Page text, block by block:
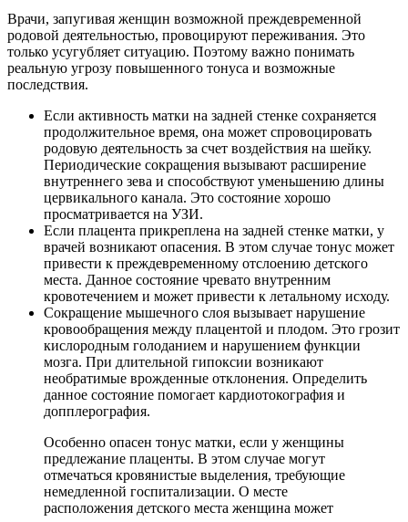
Врачи, запугивая женщин возможной преждевременной
родовой деятельностью, провоцируют переживания. Это
только усугубляет ситуацию. Поэтому важно понимать
реальную угрозу повышенного тонуса и возможные
последствия.
Если активность матки на задней стенке сохраняется
продолжительное время, она может спровоцировать
родовую деятельность за счет воздействия на шейку.
Периодические сокращения вызывают расширение
внутреннего зева и способствуют уменьшению длины
цервикального канала. Это состояние хорошо
просматривается на УЗИ.
Если плацента прикреплена на задней стенке матки, у
врачей возникают опасения. В этом случае тонус может
привести к преждевременному отслоению детского
места. Данное состояние чревато внутренним
кровотечением и может привести к летальному исходу.
Сокращение мышечного слоя вызывает нарушение
кровообращения между плацентой и плодом. Это грозит
кислородным голоданием и нарушением функции
мозга. При длительной гипоксии возникают
необратимые врожденные отклонения. Определить
данное состояние помогает кардиотокография и
допплерография.
Особенно опасен тонус матки, если у женщины
предлежание плаценты. В этом случае могут
отмечаться кровянистые выделения, требующие
немедленной госпитализации. О месте
расположения детского места женщина может